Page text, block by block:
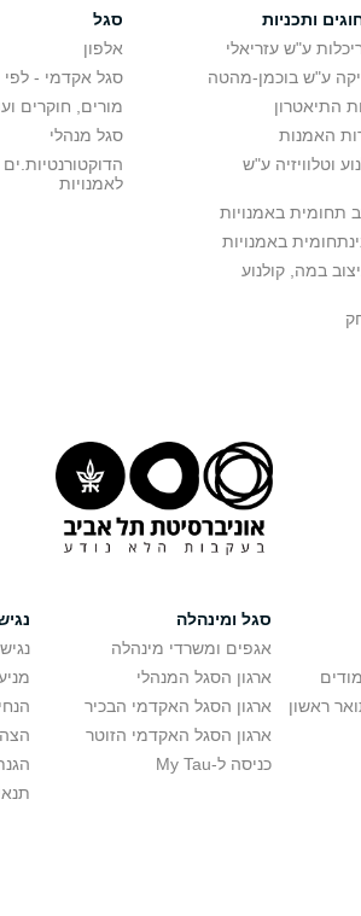
ותכניות
ע"ש עזריאלי
ע"ש בוכמן-מהטה
התיאטרון
האמנות
וטלוויזיה ע"ש
תחומית באמנויות
באמנויות
במה, קולנוע
סגל
אלפון
סגל אקדמי - לפי
מורים, חוקרים
סגל מנהלי
לאמנויות
ראשון
סגל ומינהלה
אגפים ומשרדי מינהלה
ארגון הסגל המנהלי
ארגון הסגל האקדמי הבכיר
ארגון הסגל האקדמי הזוטר
כניסה ל-My Tau